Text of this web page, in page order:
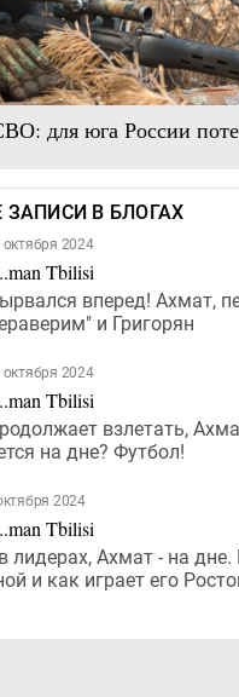
для юга России
ЗАПИСИ В БЛОГАХ
октября 2024
Tbilisi
вперед! Ахмат,
и Григорян
октября 2024
Tbilisi
взлетать,
на дне? Футбол!
2024
Tbilisi
лидерах, Ахмат - на
и как играет его